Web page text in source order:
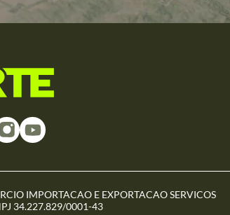
IMPORTACAO E EXPORTACAO SERVICOS
34.227.829/0001-43